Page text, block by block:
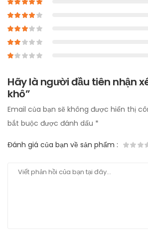
Hãy là người đầu tiên nhận
khô”
Email của bạn sẽ không được hiển thị
bắt buộc được đánh dấu *
Đánh giá của bạn về sản phẩm :